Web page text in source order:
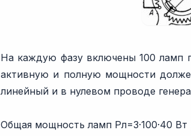
На каждую фазу включены 100 ламп
активную и полную мощности
линейный и в нулевом проводе
Общая мощность ламп Pл=3·100·40 Вт